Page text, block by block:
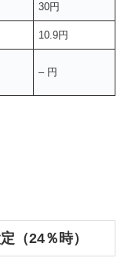
30円
10.9円
– 円
（24％時）